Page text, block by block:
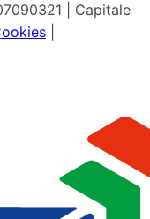
| Capitale